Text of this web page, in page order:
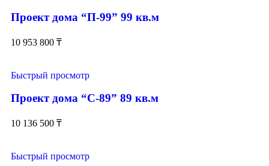
Проект дома “П-99” 99 кв.м
10 953 800 ₸
Быстрый просмотр
Проект дома “С-89” 89 кв.м
10 136 500 ₸
Быстрый просмотр